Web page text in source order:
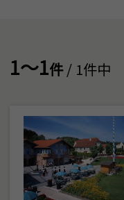
1～1件/ 1件中